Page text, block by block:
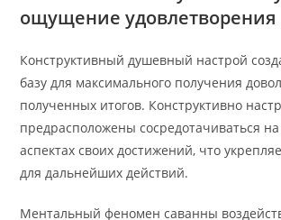
ощущение удовлетворения
Конструктивный душевный настрой
базу для максимального получения
полученных итогов. Конструктивно
предрасположены сосредотачиваться
аспектах своих достижений, что
для дальнейших действий.
Ментальный феномен саванны